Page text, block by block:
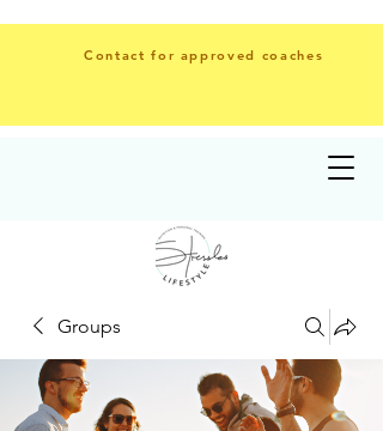
Contact for approved coaches
Groups